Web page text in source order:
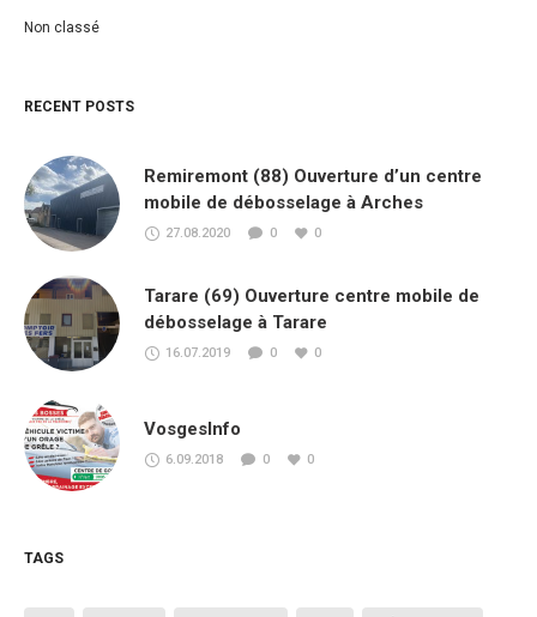
Non classé
RECENT POSTS
Remiremont (88) Ouverture d’un centre
mobile de débosselage à Arches
27.08.2020 0 0
Tarare (69) Ouverture centre mobile de
débosselage à Tarare
16.07.2019 0 0
VosgesInfo
6.09.2018 0 0
TAGS